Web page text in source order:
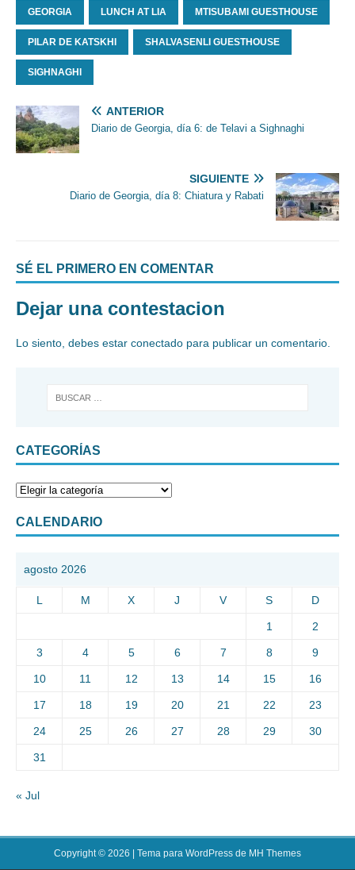
GEORGIA LUNCH AT LIA MTISUBAMI GUESTHOUSE
PILAR DE KATSKHI SHALVASENLI GUESTHOUSE
SIGHNAGHI
ANTERIOR
Diario de Georgia, día 6: de Telavi a Sighnaghi
SIGUIENTE
Diario de Georgia, día 8: Chiatura y Rabati
SÉ EL PRIMERO EN COMENTAR
Dejar una contestacion
Lo siento, debes estar conectado para publicar un comentario.
CATEGORÍAS
CALENDARIO
agosto 2026
L M X J V S D
1 2
3 4 5 6 7 8 9
10 11 12 13 14 15 16
17 18 19 20 21 22 23
24 25 26 27 28 29 30
31
« Jul
Copyright © 2026 | Tema para WordPress de MH Themes